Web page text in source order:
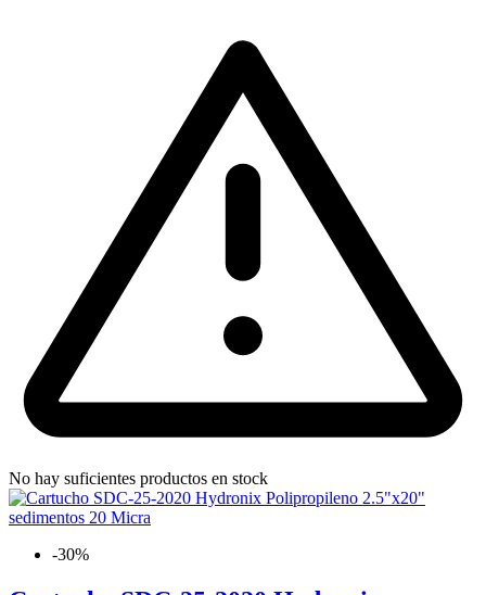
No hay suficientes productos en stock
-30%